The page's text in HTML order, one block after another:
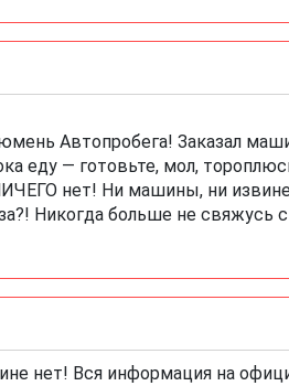
Автопробега! Заказал
еду — готовьте, мол,
нет! Ни машины, ни
Никогда больше не свяжусь
нет! Вся информация на